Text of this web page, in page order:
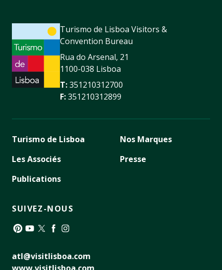
Turismo de Lisboa Visitors &
Convention Bureau
Rua do Arsenal, 21
1100-038 Lisboa
T:351210312700
F:351210312899
Turismo de Lisboa
Les Associés
Publications
Nos Marques
Presse
SUIVEZ-NOUS
atl@visitlisboa.com